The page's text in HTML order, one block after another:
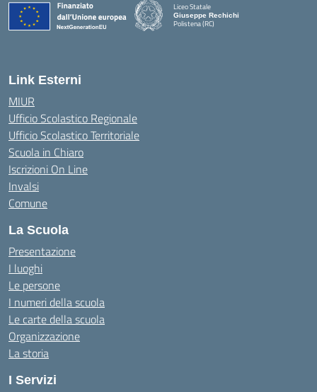
Liceo Statale
Giuseppe Rechichi
Polistena (RC)
Link Esterni
MIUR
Ufficio Scolastico Regionale
Ufficio Scolastico Territoriale
Scuola in Chiaro
Iscrizioni On Line
Invalsi
Comune
La Scuola
Presentazione
I luoghi
Le persone
I numeri della scuola
Le carte della scuola
Organizzazione
La storia
I Servizi